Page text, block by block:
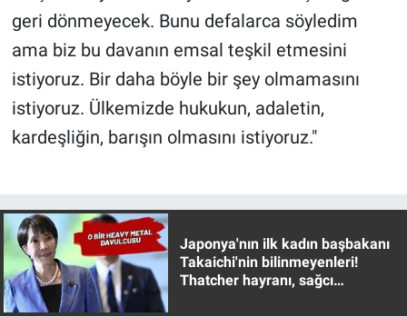
geri dönmeyecek. Bunu defalarca söyledim
ama biz bu davanın emsal teşkil etmesini
istiyoruz. Bir daha böyle bir şey olmamasını
istiyoruz. Ülkemizde hukukun, adaletin,
kardeşliğin, barışın olmasını istiyoruz."
Japonya'nın ilk kadın başbakanı
Takaichi'nin bilinmeyenleri!
Thatcher hayranı, sağcı